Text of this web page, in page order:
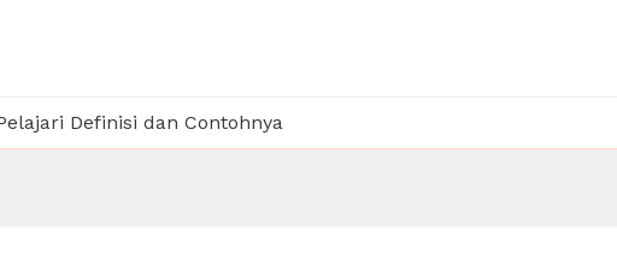
Definisi dan Contohnya